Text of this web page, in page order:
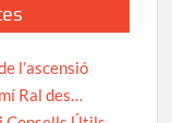
l’ascensió
Ral des…